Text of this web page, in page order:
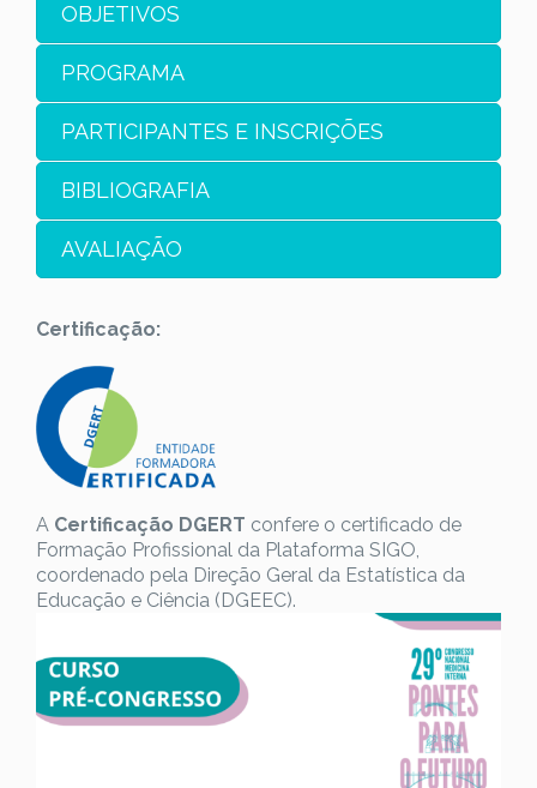
OBJETIVOS
PROGRAMA
PARTICIPANTES E INSCRIÇÕES
BIBLIOGRAFIA
AVALIAÇÃO
Certificação:
A Certificação DGERT confere o certificado de
Formação Profissional da Plataforma SIGO,
coordenado pela Direção Geral da Estatística da
Educação e Ciência (DGEEC).